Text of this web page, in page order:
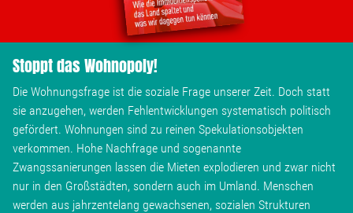
Stoppt das Wohnopoly!
Die Wohnungsfrage ist die soziale Frage unserer Zeit. Doch statt
sie anzugehen, werden Fehlentwicklungen systematisch politisch
gefördert. Wohnungen sind zu reinen Spekulationsobjekten
verkommen. Hohe Nachfrage und sogenannte
Zwangssanierungen lassen die Mieten explodieren und zwar nicht
nur in den Großstädten, sondern auch im Umland. Menschen
werden aus jahrzentelang gewachsenen, sozialen Strukturen